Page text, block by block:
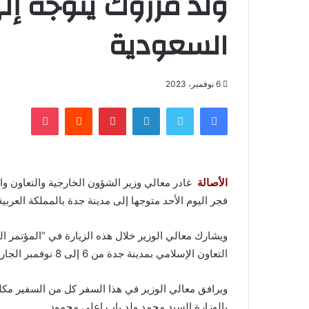
السعودية
6 نوفمبر، 2023
فيسبوك لينكدإن بينتيريست
الأصالة غادر معالي وزير الشؤون الخارجية
فجر اليوم الأحد متوجها إلى مدينة جدة بالمملكة
ويشارك معالي الوزير خلال هذه الزيارة في
التعاون الإسلامي بمدينة جدة من 6 إلى 8 نوفمبر الجاري.
ويرافق معالي الوزير في هذا السفر كل من السفير